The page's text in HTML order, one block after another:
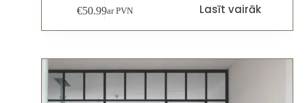
€50.99ar PVN Lasīt vairāk